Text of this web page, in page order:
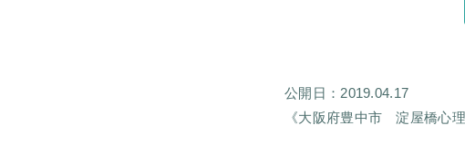
公開日：2019.04.17
《大阪府豊中市 淀屋橋心理